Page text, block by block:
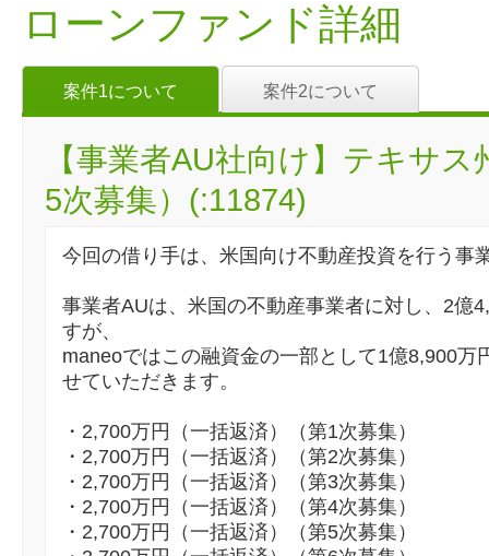
ローンファンド詳細
案件1について 案件2について
【事業者AU社向け】テキサ
5次募集）(:11874)
今回の借り手は、米国向け不動産投資を行う事
事業者AUは、米国の不動産事業者に対し、2億
すが、
maneoではこの融資金の一部として1億8,900万
せていただきます。
・2,700万円（一括返済）（第1次募集）
・2,700万円（一括返済）（第2次募集）
・2,700万円（一括返済）（第3次募集）
・2,700万円（一括返済）（第4次募集）
・2,700万円（一括返済）（第5次募集）